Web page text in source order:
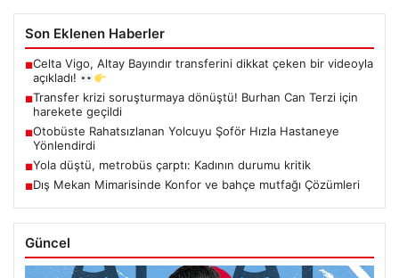
Son Eklenen Haberler
■Celta Vigo, Altay Bayındır transferini dikkat çeken bir videoyla
açıkladı!
■Transfer krizi soruşturmaya dönüştü! Burhan Can Terzi için
harekete geçildi
■Otobüste Rahatsızlanan Yolcuyu Şoför Hızla Hastaneye
Yönlendirdi
■Yola düştü, metrobüs çarptı: Kadının durumu kritik
■Dış Mekan Mimarisinde Konfor ve bahçe mutfağı Çözümleri
Güncel